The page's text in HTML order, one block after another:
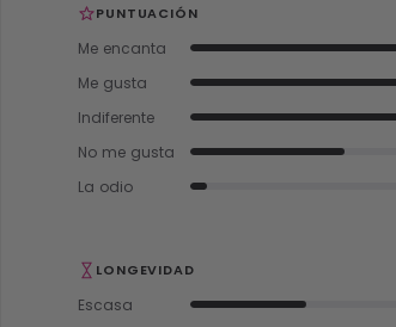
PUNTUACIÓN
Me encanta
Me gusta
Indiferente
No me gusta
La odio
LONGEVIDAD
Escasa